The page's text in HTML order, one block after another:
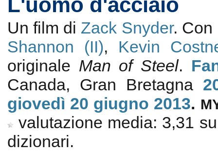
Un film di Zack Snyder. Con
Shannon (II), Kevin
originale Man of Steel.
Canada, Gran Bretagna
giovedì 20 giugno 2013.
valutazione media: 3,31
dizionari.